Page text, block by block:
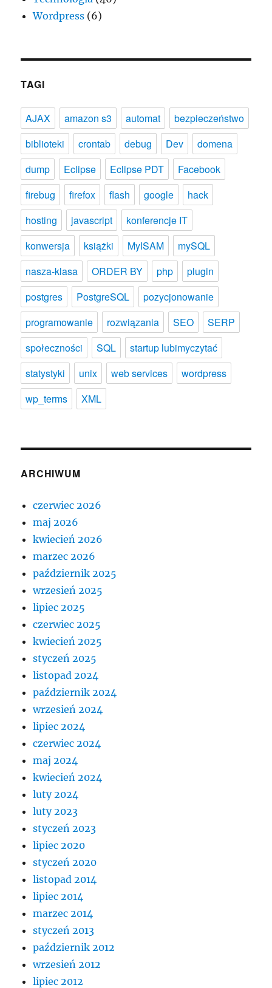
Wordpress (6)
TAGI
AJAX amazon s3 automat
bezpieczeństwo
biblioteki
crontab debug Dev
domena
dump
Eclipse Eclipse PDT
Facebook
firebug
firefox flash google
hack
hosting
javascript
konferencje IT
konwersja
książki MyISAM
mySQL
nasza-klasa
ORDER BY php
plugin
postgres
PostgreSQL
pozycjonowanie
programowanie
rozwiązania SEO
SERP
społeczności
SQL
startup lubimyczytać
statystyki
unix web services
wordpress
wp_terms
XML
ARCHIWUM
czerwiec 2026
maj 2026
kwiecień 2026
marzec 2026
październik 2025
wrzesień 2025
lipiec 2025
czerwiec 2025
kwiecień 2025
styczeń 2025
listopad 2024
październik 2024
wrzesień 2024
lipiec 2024
czerwiec 2024
maj 2024
kwiecień 2024
luty 2024
luty 2023
styczeń 2023
lipiec 2020
styczeń 2020
listopad 2014
lipiec 2014
marzec 2014
styczeń 2013
październik 2012
wrzesień 2012
lipiec 2012